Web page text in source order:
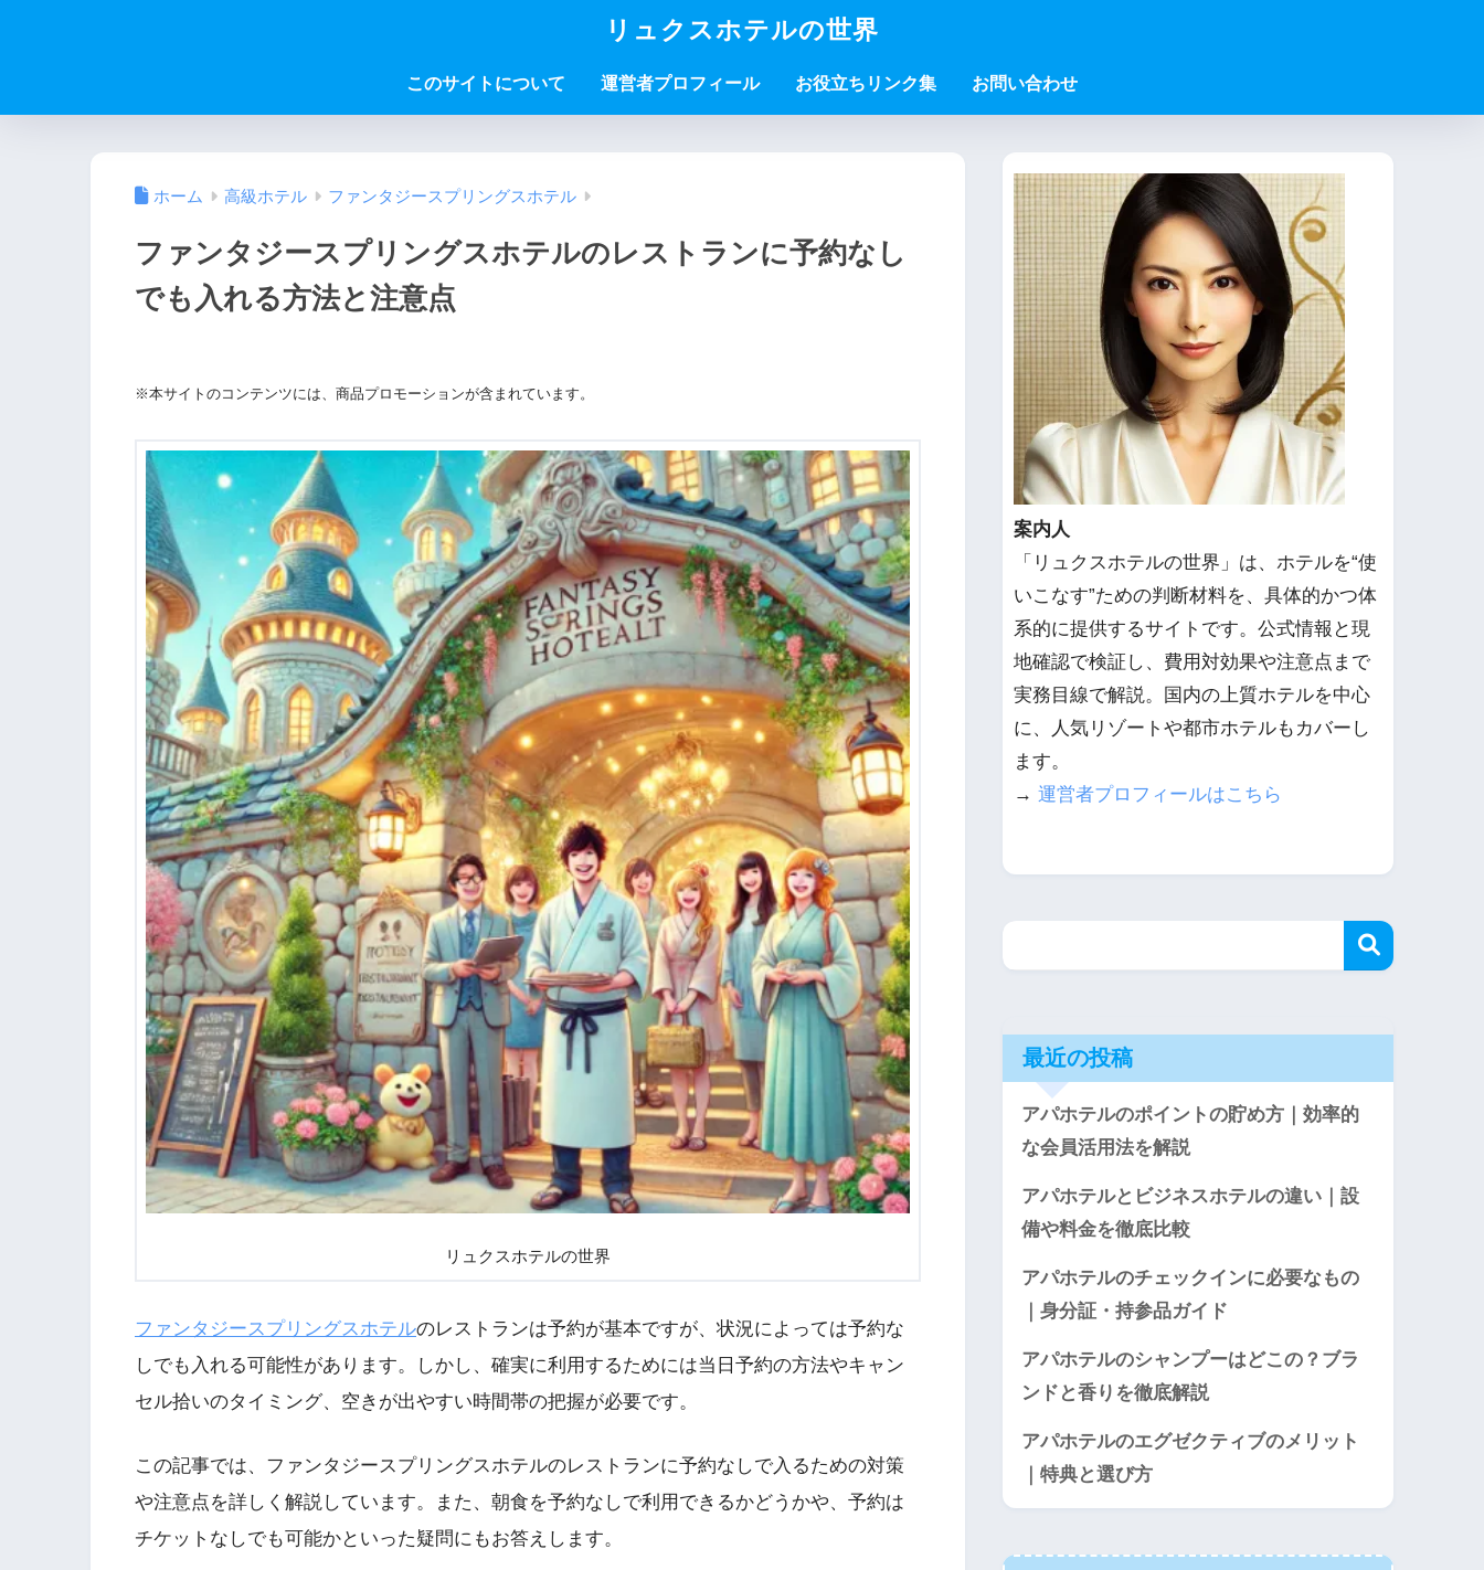
リュクスホテルの世界
このサイトについて 運営者プロフィール お役立ちリンク集 お問い合わせ
ホーム 高級ホテル ファンタジースプリングスホテル
ファンタジースプリングスホテルのレストランに予約なし
でも入れる方法と注意点
※本サイトのコンテンツには、商品プロモーションが含まれています。
リュクスホテルの世界
ファンタジースプリングスホテルのレストランは予約が基本ですが、状況によっては予約な
しでも入れる可能性があります。しかし、確実に利用するためには当日予約の方法やキャン
セル拾いのタイミング、空きが出やすい時間帯の把握が必要です。
この記事では、ファンタジースプリングスホテルのレストランに予約なしで入るための対策
や注意点を詳しく解説しています。また、朝食を予約なしで利用できるかどうかや、予約は
チケットなしでも可能かといった疑問にもお答えします。
案内人
「リュクスホテルの世界」は、ホテルを“使
いこなす”ための判断材料を、具体的かつ体
系的に提供するサイトです。公式情報と現
地確認で検証し、費用対効果や注意点まで
実務目線で解説。国内の上質ホテルを中心
に、人気リゾートや都市ホテルもカバーし
ます。
→ 運営者プロフィールはこちら
最近の投稿
アパホテルのポイントの貯め方｜効率的
な会員活用法を解説
アパホテルとビジネスホテルの違い｜設
備や料金を徹底比較
アパホテルのチェックインに必要なもの
｜身分証・持参品ガイド
アパホテルのシャンプーはどこの？ブラ
ンドと香りを徹底解説
アパホテルのエグゼクティブのメリット
｜特典と選び方